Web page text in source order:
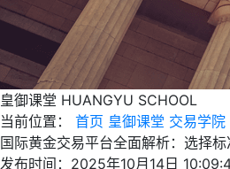
皇御课堂 HUANGYU SCHOOL
当前位置：
首页 皇御课堂 交易学院
国际黄金交易平台全面解析：选择
发布时间：2025年10月14日